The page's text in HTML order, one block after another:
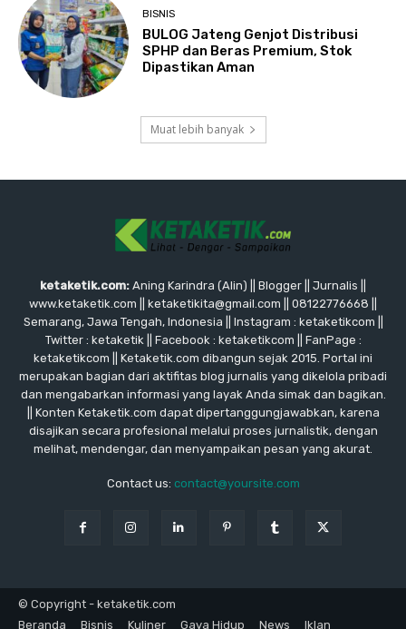
BISNIS
BULOG Jateng Genjot Distribusi
SPHP dan Beras Premium, Stok
Dipastikan Aman
Muat lebih banyak
ketaketik.com: Aning Karindra (Alin) || Blogger || Jurnalis ||
www.ketaketik.com || ketaketikita@gmail.com || 08122776668 ||
Semarang, Jawa Tengah, Indonesia || Instagram : ketaketikcom ||
Twitter : ketaketik || Facebook : ketaketikcom || FanPage :
ketaketikcom || Ketaketik.com dibangun sejak 2015. Portal ini
merupakan bagian dari aktifitas blog jurnalis yang dikelola pribadi
dan mengabarkan informasi yang layak Anda simak dan bagikan.
|| Konten Ketaketik.com dapat dipertanggungjawabkan, karena
disajikan secara profesional melalui proses jurnalistik, dengan
melihat, mendengar, dan menyampaikan pesan yang akurat.
Contact us: contact@yoursite.com
© Copyright - ketaketik.com
Beranda
Bisnis Kuliner Gaya Hidup News Iklan